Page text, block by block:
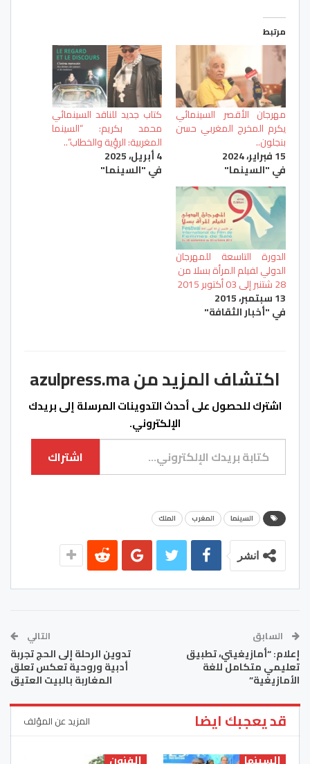
مرتبط
مهرجان الأقصر السينمائي
يكرم المخرج المغربي حسن
بنجلون..
15 فبراير، 2024
في "السينما"
كتاب جديد للناقد السينمائي
محمد بكريم: “السينما
المغربية: الرؤِية والخطاب”..
4 أبريل، 2025
في "السينما"
الدورة التاسعة للمهرجان
الدولي لفيلم المرأة بسلا من
28 شتنبر إلى 03 أكتوبر 2015
13 سبتمبر، 2015
في "أخبار الثقافة"
اكتشاف المزيد من azulpress.ma
اشترك للحصول على أحدث التدوينات المرسلة إلى بريدك
الإلكتروني.
كتابة بريدك الإلكتروني...
اشتراك
السينما المغرب الملك
انشر
السابق
إعلام: “أمازيغيتي، تطبيق
تعليمي متكامل للغة
الأمازيغية”
التالي
تدوين الرحلة إلى الحج تجربة
أدبية وروحية تعكس تعلق
المغاربة بالبيت العتيق
قد يعجبك ايضا المزيد عن المؤلف